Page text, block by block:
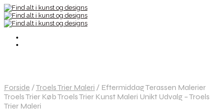
Forside /Troels Trier Maleri / Eftermiddag Terassen Malerier
Troels Trier Køb Troels Trier Kunst Maleri Unikt Udvalg – Troels
Trier Maleri